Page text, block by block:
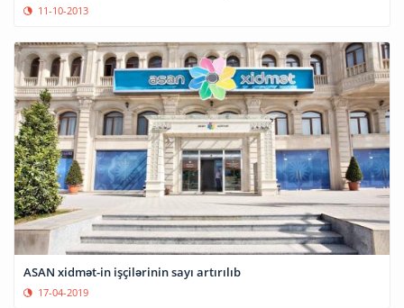
11-10-2013
ASAN xidmət-in işçilərinin sayı artırılıb
17-04-2019